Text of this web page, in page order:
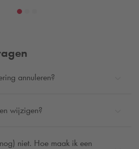
annuleren?
wijzigen?
niet. Hoe maak ik een